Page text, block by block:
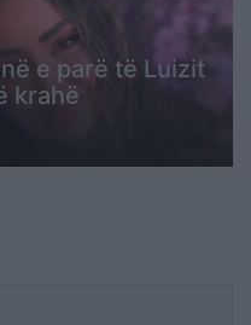
e parë të Luizit
krahë